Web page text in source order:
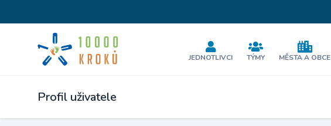
JEDNOTLIVCI TÝMY MĚSTA A OBCE
Profil uživatele